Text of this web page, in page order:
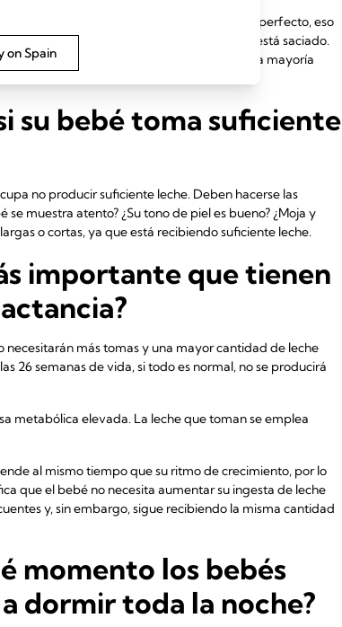
dado el primero. Si el bebé lo acepta, perfecto, eso
el bebé decida, él sabe en qué momento está saciado.
pecho, el 13 % toma de los dos pechos, y la mayoría
su bebé toma suficiente
no producir suficiente leche. Deben hacerse las
muestra atento? ¿Su tono de piel es bueno? ¿Moja y
o cortas, ya que está recibiendo suficiente leche.
importante que tienen
más tomas y una mayor cantidad de leche
26 semanas de vida, si todo es normal, no se producirá
metabólica elevada. La leche que toman se emplea
al mismo tiempo que su ritmo de crecimiento, por lo
que el bebé no necesita aumentar su ingesta de leche
y, sin embargo, sigue recibiendo la misma cantidad
momento los bebés
dormir toda la noche?
on Spain